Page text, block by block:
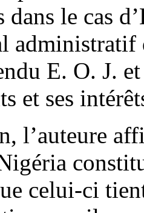
dans le cas
administratif
E. O. J.
et ses
l’auteure
celui-ci